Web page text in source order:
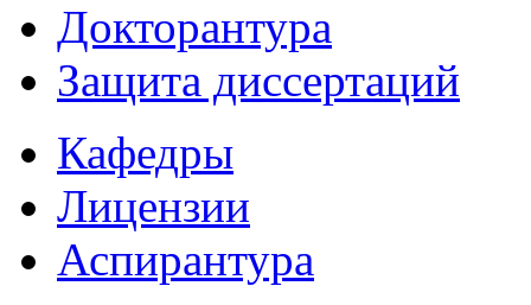
Докторантура
Защита диссертаций
Кафедры
Лицензии
Аспирантура